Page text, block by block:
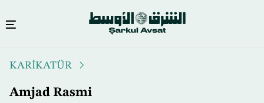
atla
KARİKATÜR
Amjad Rasmi